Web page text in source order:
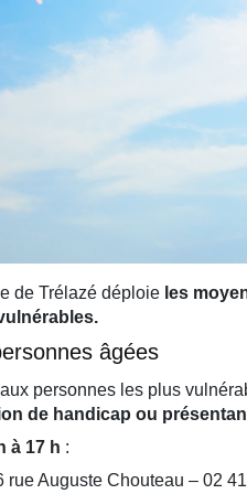
de Trélazé déploie les
âgées
personnes les plus
de handicap ou
à 17 h :
Auguste Chouteau – 02